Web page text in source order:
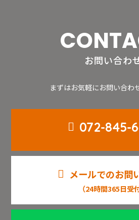
お問い合わ
まずはお気軽にお問い合わ
072-845-
メールでのお問
（24時間365日受